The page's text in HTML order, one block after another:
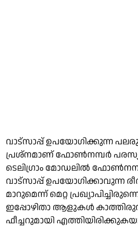
വാട്‌സാപ്പ് ഉപയോഗിക്കുന്ന
പ്രശ്‌നമാണ് ഫോണ്‍നമ്പര്‍
ടെലിഗ്രാം മോഡലില്‍
വാട്‌സാപ്പ് ഉപയോഗിക്കാവുന്ന
മാറുമെന്ന് മെറ്റ
ഇപ്പോഴിതാ ആളുകള്‍
ഫീച്ചറുമായി